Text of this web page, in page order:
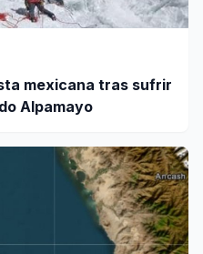
mexicana tras sufrir
Alpamayo